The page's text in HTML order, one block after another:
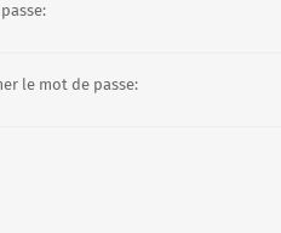
le mot de passe: